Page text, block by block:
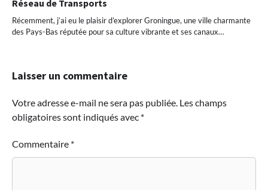
Réseau de Transports
Récemment, j’ai eu le plaisir d’explorer Groningue, une ville charmante
des Pays-Bas réputée pour sa culture vibrante et ses canaux…
Laisser un commentaire
Votre adresse e-mail ne sera pas publiée. Les champs
obligatoires sont indiqués avec *
Commentaire *